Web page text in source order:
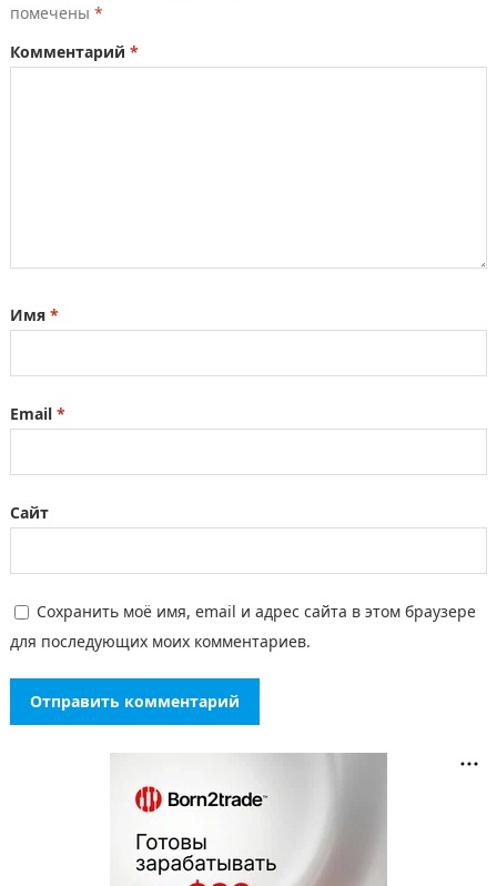
помечены *
Комментарий *
Имя *
Email *
Сайт
Сохранить моё имя, email и адрес сайта в этом браузере
для последующих моих комментариев.